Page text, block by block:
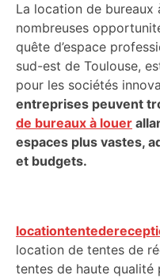
La location de bureaux
nombreuses
quête d’espace
sud-est de Toulouse,
pour les sociétés
entreprises peuvent
de bureaux à louer
espaces plus vastes,
et budgets.
location de tentes de
tentes de haute qualité